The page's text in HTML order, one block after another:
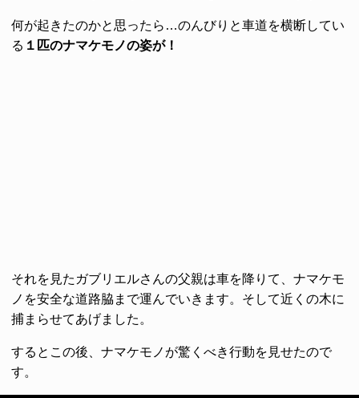
何が起きたのかと思ったら…のんびりと車道を横断してい
る １匹のナマケモノの姿が！
それを見たガブリエルさんの父親は車を降りて、ナマケモ
ノを安全な道路脇まで運んでいきます。そして近くの木に
捕まらせてあげました。
するとこの後、ナマケモノが驚くべき行動を見せたので
す。